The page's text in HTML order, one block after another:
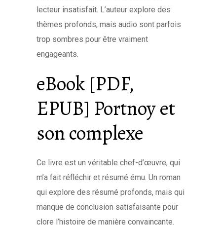
lecteur insatisfait. L’auteur explore des
thèmes profonds, mais audio sont parfois
trop sombres pour être vraiment
engageants.
eBook [PDF,
EPUB] Portnoy et
son complexe
Ce livre est un véritable chef-d’œuvre, qui
m’a fait réfléchir et résumé ému. Un roman
qui explore des résumé profonds, mais qui
manque de conclusion satisfaisante pour
clore l’histoire de manière convaincante.